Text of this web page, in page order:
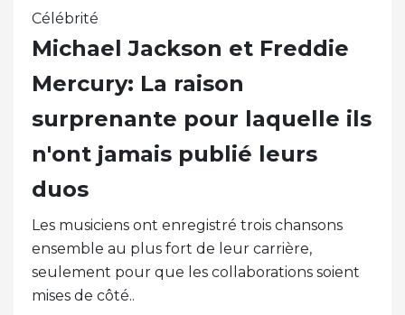
Célébrité
Michael Jackson et Freddie
Mercury: La raison
surprenante pour laquelle ils
n'ont jamais publié leurs
duos
Les musiciens ont enregistré trois chansons
ensemble au plus fort de leur carrière,
seulement pour que les collaborations soient
mises de côté..